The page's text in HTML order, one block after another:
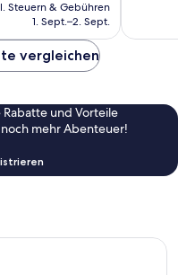
beträgt
Steuern & Gebühren
1. Sept.–2. Sept.
vergleichen
und Vorteile
mehr Abenteuer!